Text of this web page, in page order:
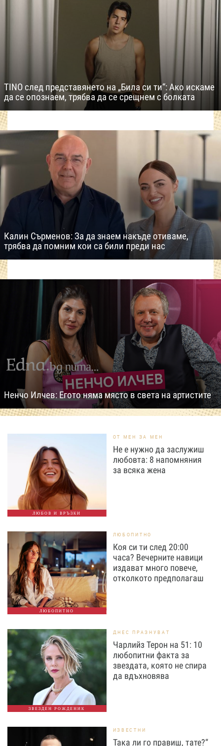
TINO след представянето на „Била си ти“: Ако искаме
да се опознаем, трябва да се срещнем с болката
Калин Сърменов: За да знаем накъде отиваме,
трябва да помним кои са били преди нас
Ненчо Илчев: Егото няма място в света на артистите
ЛЮБОВ И ВРЪЗКИ
ОТ МЕН ЗА МЕН
Не е нужно да заслужиш
любовта: 8 напомняния
за всяка жена
ЛЮБОПИТНО
ЛЮБОПИТНО
Коя си ти след 20:00
часа? Вечерните навици
издават много повече,
отколкото предполагаш
ЗВЕЗДЕН РОЖДЕНИК
ДНЕС ПРАЗНУВАТ
Чарлийз Терон на 51: 10
любопитни факта за
звездата, която не спира
да вдъхновява
ИЗВЕСТНИ
Така ли го правиш, тате?“